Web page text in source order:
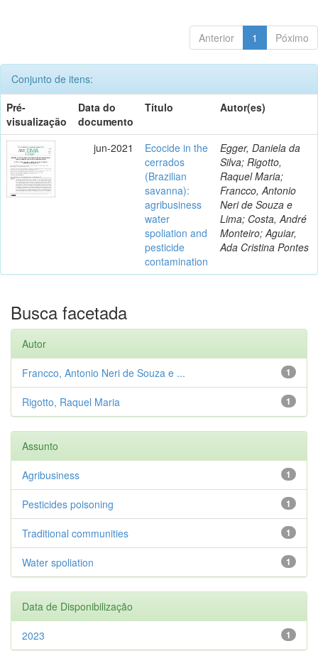
Anterior 1 Póximo
Conjunto de itens:
Pré-
visualização
Data do
documento
Título Autor(es)
jun-2021
Ecocide in the
cerrados
(Brazilian
savanna):
agribusiness
water
spoliation and
pesticide
contamination
Egger, Daniela da
Silva; Rigotto,
Raquel Maria;
Francco, Antonio
Neri de Souza e
Lima; Costa, André
Monteiro; Aguiar,
Ada Cristina Pontes
Busca facetada
Autor
1
Francco, Antonio Neri de Souza e ...
1
Rigotto, Raquel Maria
Assunto
1
Agribusiness
1
Pesticides poisoning
1
Traditional communities
1
Water spoliation
Data de Disponibilização
1
2023